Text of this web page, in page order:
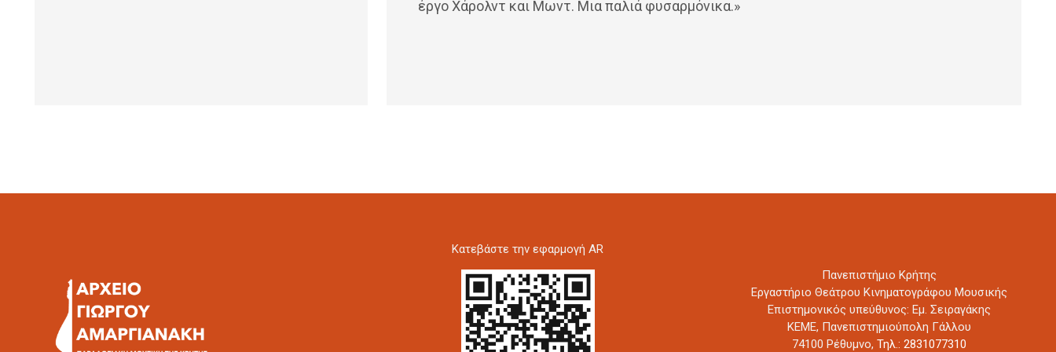
έργο Χάρολντ και Μωντ. Μια παλιά φυσαρμόνικα.»
Kατεβάστε την εφαρμογή AR
Πανεπιστήμιο Κρήτης
Εργαστήριο Θεάτρου Κινηματογράφου Μουσικής
Επιστημονικός υπεύθυνος: Εμ. Σειραγάκης
ΚΕΜΕ, Πανεπιστημιούπολη Γάλλου
74100 Ρέθυμνο,Τηλ.: 2831077310